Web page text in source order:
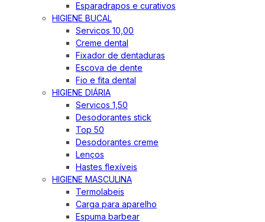
Esparadrapos e curativos
HIGIENE BUCAL
Servicos 10,00
Creme dental
Fixador de dentaduras
Escova de dente
Fio e fita dental
HIGIENE DIÁRIA
Servicos 1,50
Desodorantes stick
Top 50
Desodorantes creme
Lenços
Hastes flexíveis
HIGIENE MASCULINA
Termolabeis
Carga para aparelho
Espuma barbear